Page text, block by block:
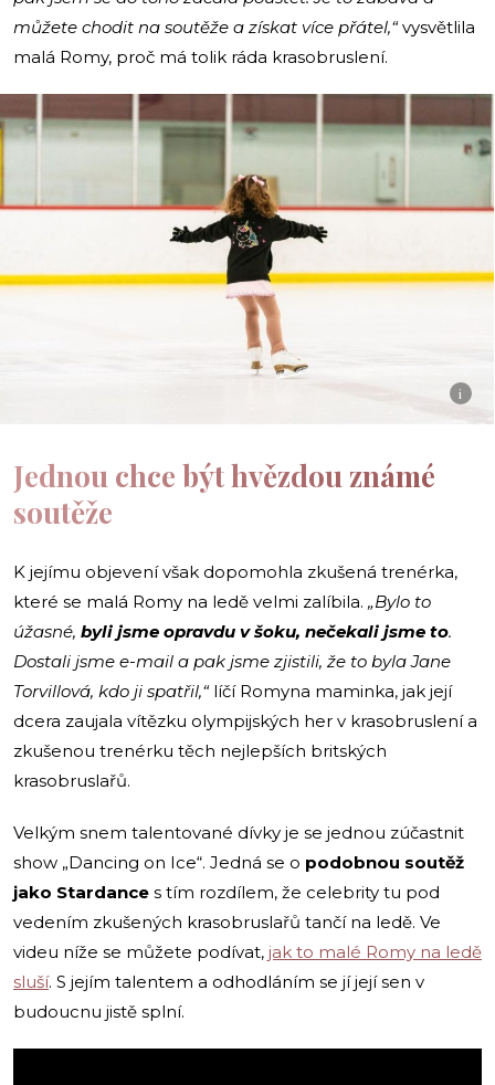
můžete chodit na soutěže a získat více přátel,“vysvětlila
malá Romy, proč má tolik ráda krasobruslení.
i
Jednou chce být hvězdou známé
soutěže
K jejímu objevení však dopomohla zkušená trenérka,
které se malá Romy na ledě velmi zalíbila. „Bylo to
úžasné, byli jsme opravdu v šoku, nečekali jsme to.
Dostali jsme e-mail a pak jsme zjistili, že to byla Jane
Torvillová, kdo ji spatřil,“líčí Romyna maminka, jak její
dcera zaujala vítězku olympijských her v krasobruslení a
zkušenou trenérku těch nejlepších britských
krasobruslařů.
Velkým snem talentované dívky je se jednou zúčastnit
show „Dancing on Ice“. Jedná se o podobnou soutěž
jako Stardance s tím rozdílem, že celebrity tu pod
vedením zkušených krasobruslařů tančí na ledě. Ve
videu níže se můžete podívat, jak to malé Romy na ledě
sluší. S jejím talentem a odhodláním se jí její sen v
budoucnu jistě splní.